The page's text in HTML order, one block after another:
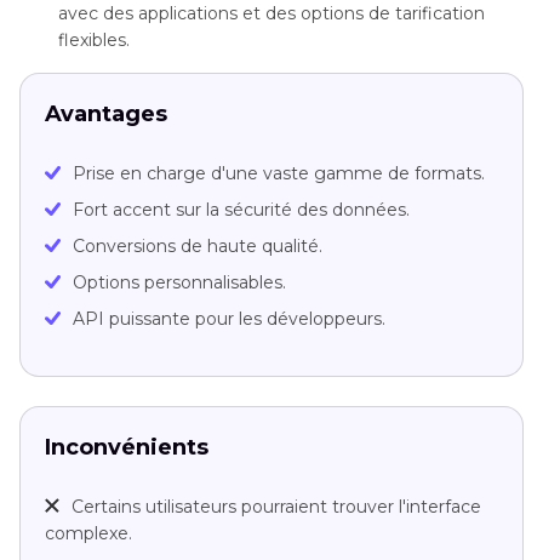
avec des applications et des options de tarification
flexibles.
Avantages
Prise en charge d'une vaste gamme de formats.
Fort accent sur la sécurité des données.
Conversions de haute qualité.
Options personnalisables.
API puissante pour les développeurs.
Inconvénients
Certains utilisateurs pourraient trouver l'interface
complexe.